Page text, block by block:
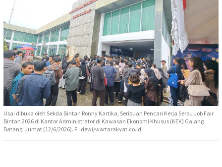
Usai dibuka oleh Sekda Bintan Ronny Kartika, Seribuan Pencari Kerja Serbu Job Fair
Bintan 2026 di Kantor Administrator di Kawasan Ekonomi Khusus (KEK) Galang
Batang, Jumat (12/6/2026). F : dewi/wartarakyat.co.id